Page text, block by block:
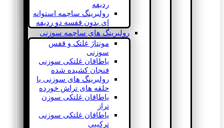
ردیفه
رولبرینگ ساچمه استوانه
ای بدون قفسه دو ردیفه
رولبرینگ های ساچمه سوزنی
مونتاژ غلتک و قفس
سوزنی
یاطاقان غلتکی سوزنی
فنجان کشیده شده
رولبرینگ های سوزنی با
حلقه های تراش خورده
یاطاقان غلتکی سوزن
تراز
یاطاقان غلتکی سوزنی
ترکیبی